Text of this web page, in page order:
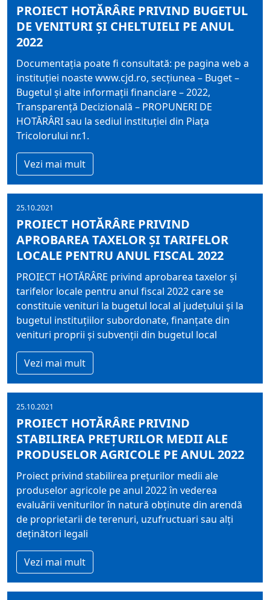
PROIECT HOTĂRÂRE PRIVIND BUGETUL
DE VENITURI ȘI CHELTUIELI PE ANUL
2022
Documentația poate fi consultată: pe pagina web a
instituției noaste www.cjd.ro, secțiunea – Buget –
Bugetul și alte informații financiare – 2022,
Transparență Decizională – PROPUNERI DE
HOTĂRÂRI sau la sediul instituției din Piața
Tricolorului nr.1.
Vezi mai mult
25.10.2021
PROIECT HOTĂRÂRE PRIVIND
APROBAREA TAXELOR ŞI TARIFELOR
LOCALE PENTRU ANUL FISCAL 2022
PROIECT HOTĂRÂRE privind aprobarea taxelor şi
tarifelor locale pentru anul fiscal 2022 care se
constituie venituri la bugetul local al judeţului şi la
bugetul instituţiilor subordonate, finanțate din
venituri proprii și subvenții din bugetul local
Vezi mai mult
25.10.2021
PROIECT HOTĂRÂRE PRIVIND
STABILIREA PREŢURILOR MEDII ALE
PRODUSELOR AGRICOLE PE ANUL 2022
Proiect privind stabilirea preţurilor medii ale
produselor agricole pe anul 2022 în vederea
evaluării veniturilor în natură obţinute din arendă
de proprietarii de terenuri, uzufructuari sau alţi
deţinători legali
Vezi mai mult